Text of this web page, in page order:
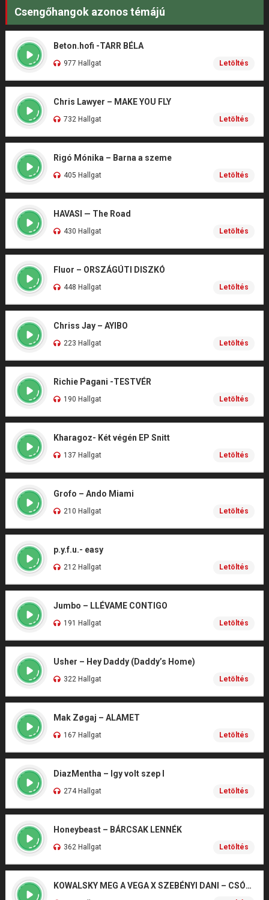
Csengőhangok azonos témájú
Beton.hofi -TARR BÉLA
977 Hallgat Letöltés
Chris Lawyer – MAKE YOU FLY
732 Hallgat Letöltés
Rigó Mónika – Barna a szeme
405 Hallgat Letöltés
HAVASI — The Road
430 Hallgat Letöltés
Fluor – ORSZÁGÚTI DISZKÓ
448 Hallgat Letöltés
Chriss Jay – AYIBO
223 Hallgat Letöltés
Richie Pagani -TESTVÉR
190 Hallgat Letöltés
Kharagoz- Két végén EP Snitt
137 Hallgat Letöltés
Grofo – Ando Miami
210 Hallgat Letöltés
p.y.f.u.- easy
212 Hallgat Letöltés
Jumbo – LLÉVAME CONTIGO
191 Hallgat Letöltés
Usher – Hey Daddy (Daddy’s Home)
322 Hallgat Letöltés
Mak Zøgaj – ALAMET
167 Hallgat Letöltés
DiazMentha – Igy volt szep I
274 Hallgat Letöltés
Honeybeast – BÁRCSAK LENNÉK
362 Hallgat Letöltés
KOWALSKY MEG A VEGA X SZEBÉNYI DANI – CSÓNAK